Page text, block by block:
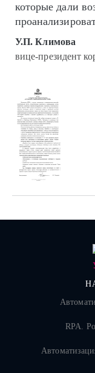
которые дали
У.П. Климова
вице-президент
RPA.